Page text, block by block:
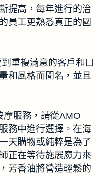
提高，每年進行的治
員工更熟悉真正的國
重複滿意的客戶和口
和風格而聞名，並且
服務，請從AMO
務中進行選擇。在海
天購物或純粹是為了
正在等待施展魔力來
芳香油將營造輕鬆的